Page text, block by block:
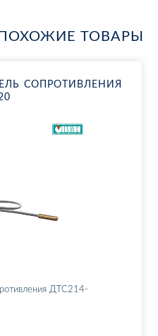
ПОХОЖИЕ ТОВАРЫ
СО­ПРО­ТИВ­ЛЕ­НИЯ
ДТ­С214-